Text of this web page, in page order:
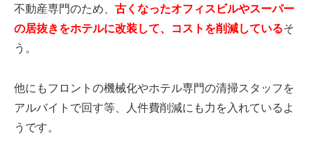
不動産専門のため、 古くなったオフィスビルやスーパー
の居抜きをホテルに改装して、コストを削減しているそ
う。
他にもフロントの機械化やホテル専門の清掃スタッフを
アルバイトで回す等、人件費削減にも力を入れているよ
うです。